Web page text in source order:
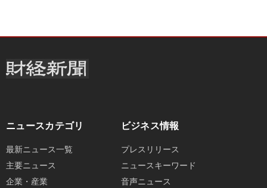
ニュースカテゴリ
最新ニュース一覧
主要ニュース
企業・産業
ビジネス情報
プレスリリース
ニュースキーワード
音声ニュース